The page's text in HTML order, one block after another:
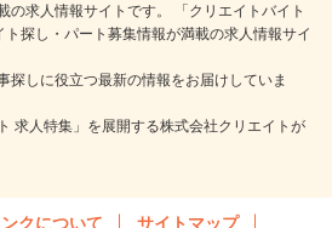
の求人情報サイトです。 「クリエイトバイト
探し・パート募集情報が満載の求人情報サイ
探しに役立つ最新の情報をお届けしていま
求人特集」を展開する株式会社クリエイトが
ンクについて サイトマップ